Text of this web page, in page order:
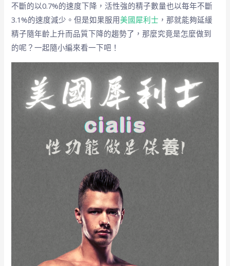
不斷的以0.7%的速度下降，活性強的精子數量也以每年不斷
3.1%的速度減少。但是如果服用美國犀利士 ，那就能夠延緩
精子隨年齡上升而品質下降的趨勢了，那麼究竟是怎麼做到
的呢？一起隨小編來看一下吧！